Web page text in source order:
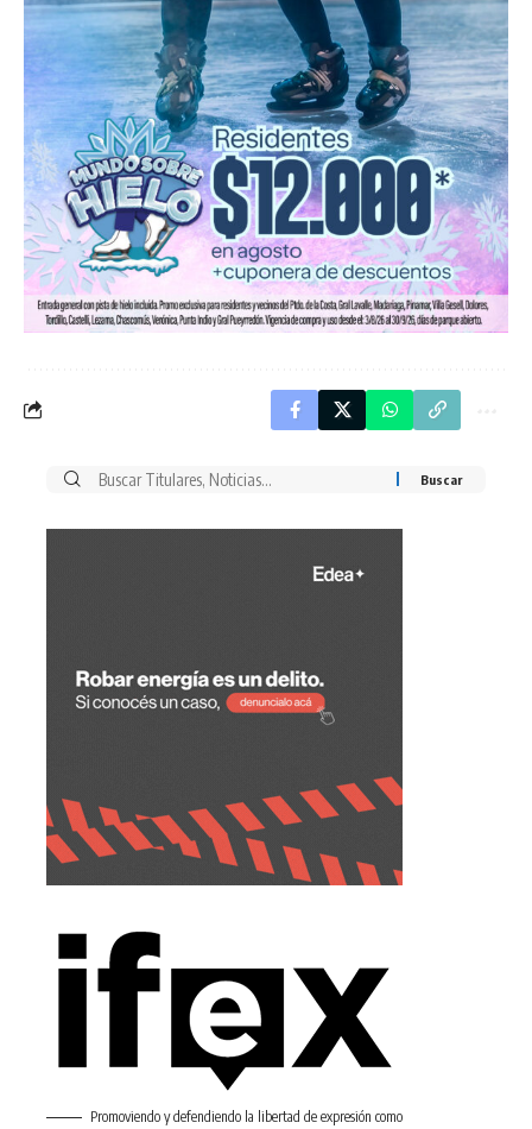
Buscar
Promoviendo y defendiendo la libertad de expresión como